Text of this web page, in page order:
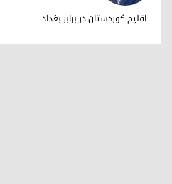
دکتر ابراهیم خالد
اقلیم کوردستان در برابر بغداد